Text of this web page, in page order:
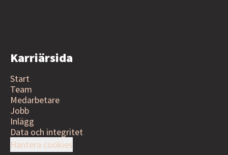
Karriärsida
Start
Team
Medarbetare
Jobb
Inlägg
Data och integritet
Hantera cookies